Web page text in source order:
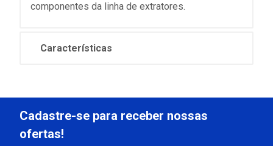
componentes da linha de extratores.
Características
Cadastre-se para receber nossas
ofertas!